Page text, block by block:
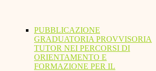
PUBBLICAZIONE
GRADUATORIA PROVVISORIA
TUTOR NEI PERCORSI DI
ORIENTAMENTO E
FORMAZIONE PER IL